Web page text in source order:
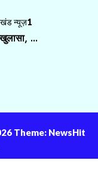
न्यूज़1
...
Theme: NewsHit